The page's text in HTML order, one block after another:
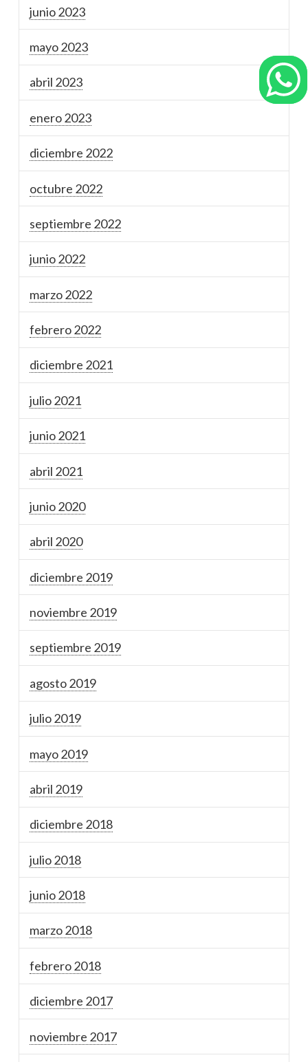
junio 2023
mayo 2023
abril 2023
enero 2023
diciembre 2022
octubre 2022
septiembre 2022
junio 2022
marzo 2022
febrero 2022
diciembre 2021
julio 2021
junio 2021
abril 2021
junio 2020
abril 2020
diciembre 2019
noviembre 2019
septiembre 2019
agosto 2019
julio 2019
mayo 2019
abril 2019
diciembre 2018
julio 2018
junio 2018
marzo 2018
febrero 2018
diciembre 2017
noviembre 2017